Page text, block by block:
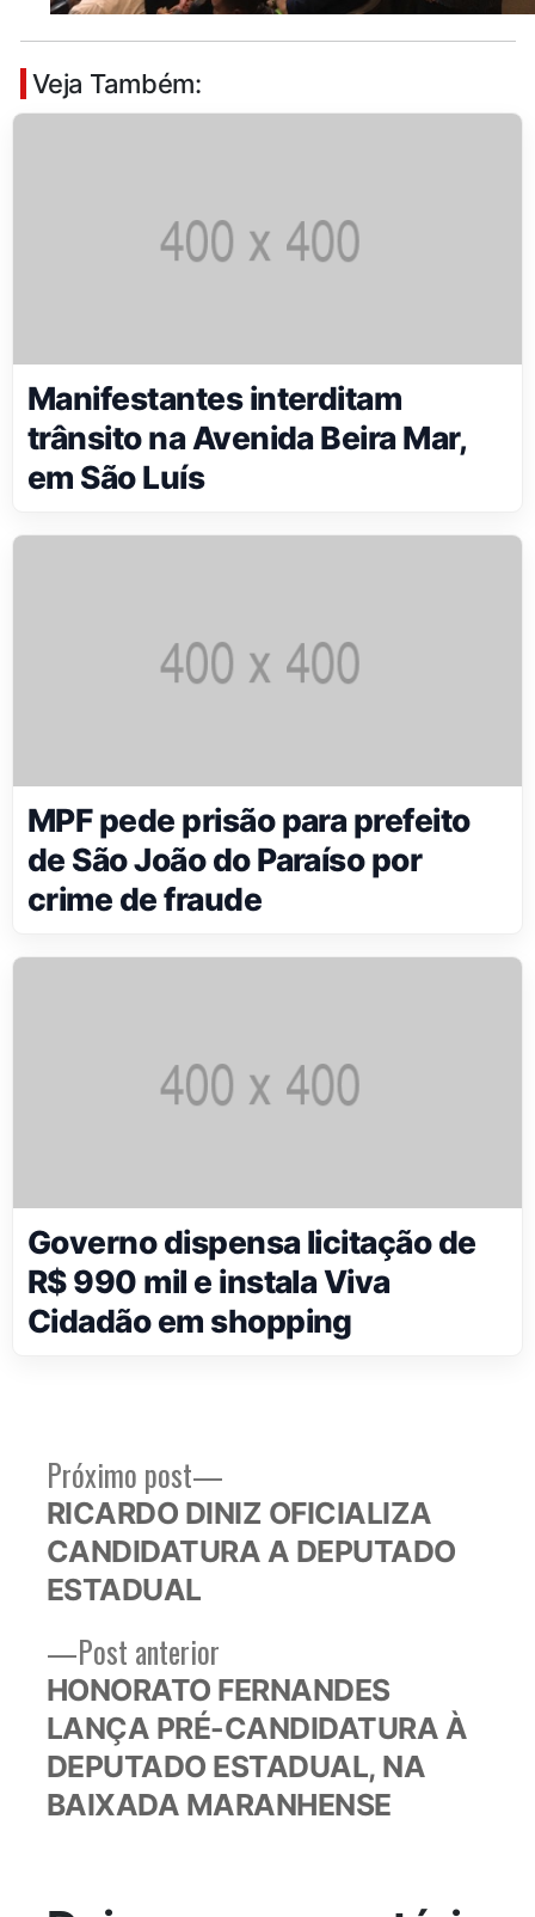
Veja Também:
Manifestantes interditam
trânsito na Avenida Beira Mar,
em São Luís
MPF pede prisão para prefeito
de São João do Paraíso por
crime de fraude
Governo dispensa licitação de
R$ 990 mil e instala Viva
Cidadão em shopping
Navegação
de
Post
Post anteriorPost
anterior:
HONORATO FERNANDES
LANÇA PRÉ-CANDIDATURA À
DEPUTADO ESTADUAL, NA
BAIXADA MARANHENSE
Próximo post
Próximo
post:
RICARDO DINIZ OFICIALIZA
CANDIDATURA A DEPUTADO
ESTADUAL